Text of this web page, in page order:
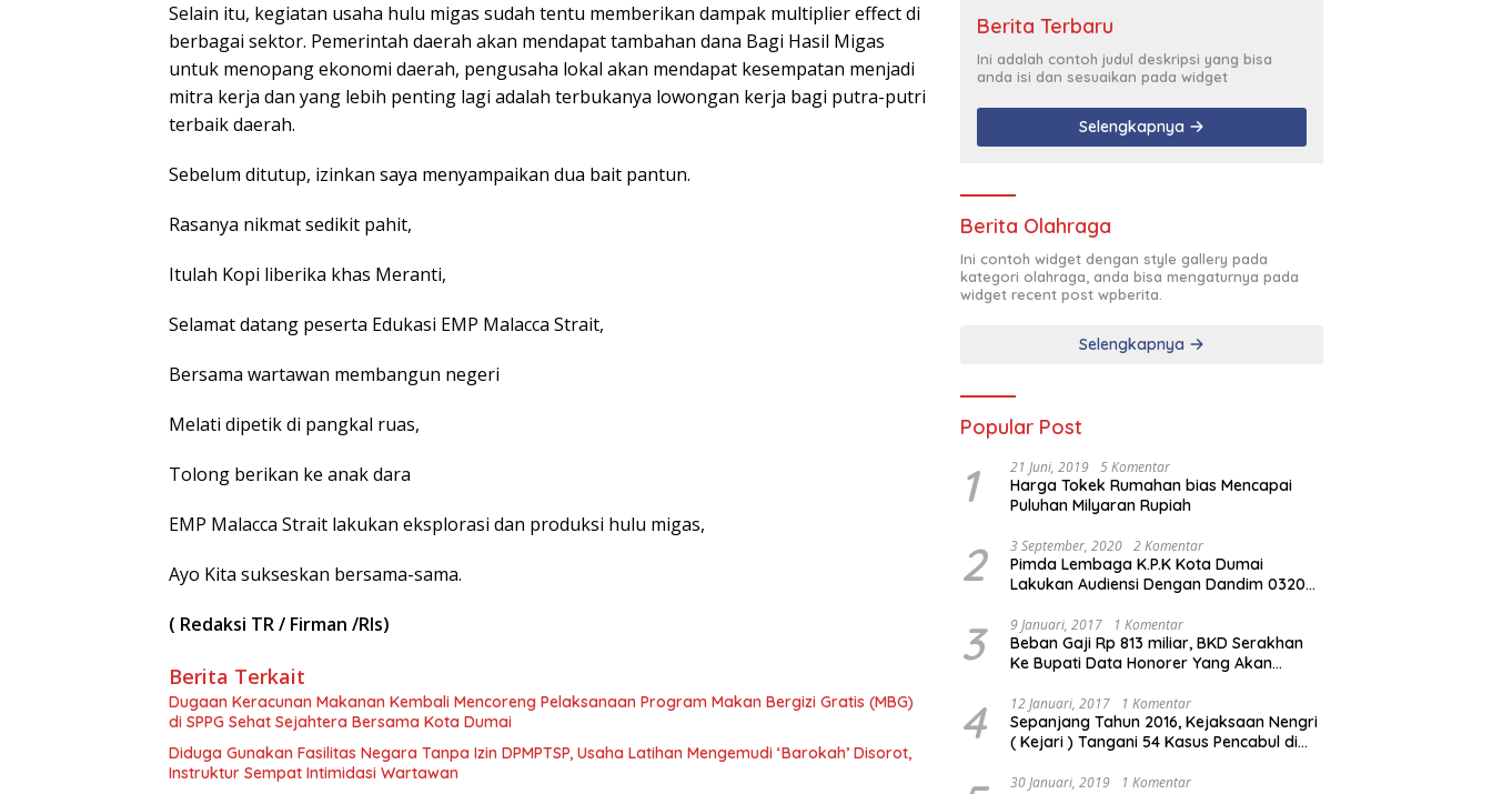
Selain itu, kegiatan usaha hulu migas sudah tentu memberikan dampak multiplier effect di
berbagai sektor. Pemerintah daerah akan mendapat tambahan dana Bagi Hasil Migas
untuk menopang ekonomi daerah, pengusaha lokal akan mendapat kesempatan menjadi
mitra kerja dan yang lebih penting lagi adalah terbukanya lowongan kerja bagi putra-putri
terbaik daerah.
Sebelum ditutup, izinkan saya menyampaikan dua bait pantun.
Rasanya nikmat sedikit pahit,
Itulah Kopi liberika khas Meranti,
Selamat datang peserta Edukasi EMP Malacca Strait,
Bersama wartawan membangun negeri
Melati dipetik di pangkal ruas,
Tolong berikan ke anak dara
EMP Malacca Strait lakukan eksplorasi dan produksi hulu migas,
Ayo Kita sukseskan bersama-sama.
( Redaksi TR / Firman /Rls)
Berita Terkait
Dugaan Keracunan Makanan Kembali Mencoreng Pelaksanaan Program Makan Bergizi Gratis (MBG)
di SPPG Sehat Sejahtera Bersama Kota Dumai
Diduga Gunakan Fasilitas Negara Tanpa Izin DPMPTSP, Usaha Latihan Mengemudi ‘Barokah’ Disorot,
Instruktur Sempat Intimidasi Wartawan
Berita Terbaru
Ini adalah contoh judul deskripsi yang bisa
anda isi dan sesuaikan pada widget
Selengkapnya
Berita Olahraga
Ini contoh widget dengan style gallery pada
kategori olahraga, anda bisa mengaturnya pada
widget recent post wpberita.
Selengkapnya
Popular Post
1 21 Juni, 2019 5 Komentar
Harga Tokek Rumahan bias Mencapai
Puluhan Milyaran Rupiah
2 3 September, 2020 2 Komentar
Pimda Lembaga K.P.K Kota Dumai
Lakukan Audiensi Dengan Dandim 0320
3 9 Januari, 2017 1 Komentar
Beban Gaji Rp 813 miliar, BKD Serakhan
Ke Bupati Data Honorer Yang Akan
4 12 Januari, 2017 1 Komentar
Sepanjang Tahun 2016, Kejaksaan Nengri
( Kejari ) Tangani 54 Kasus Pencabul di
30 Januari, 2019 1 Komentar